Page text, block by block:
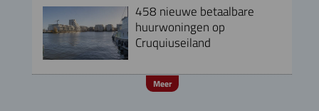
458 nieuwe betaalbare
huurwoningen op
Cruquiuseiland
Meer